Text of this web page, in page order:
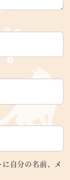
自分の名前、メ